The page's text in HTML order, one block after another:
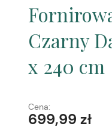
Czarny
x 240 cm
Cena:
699,99 zł